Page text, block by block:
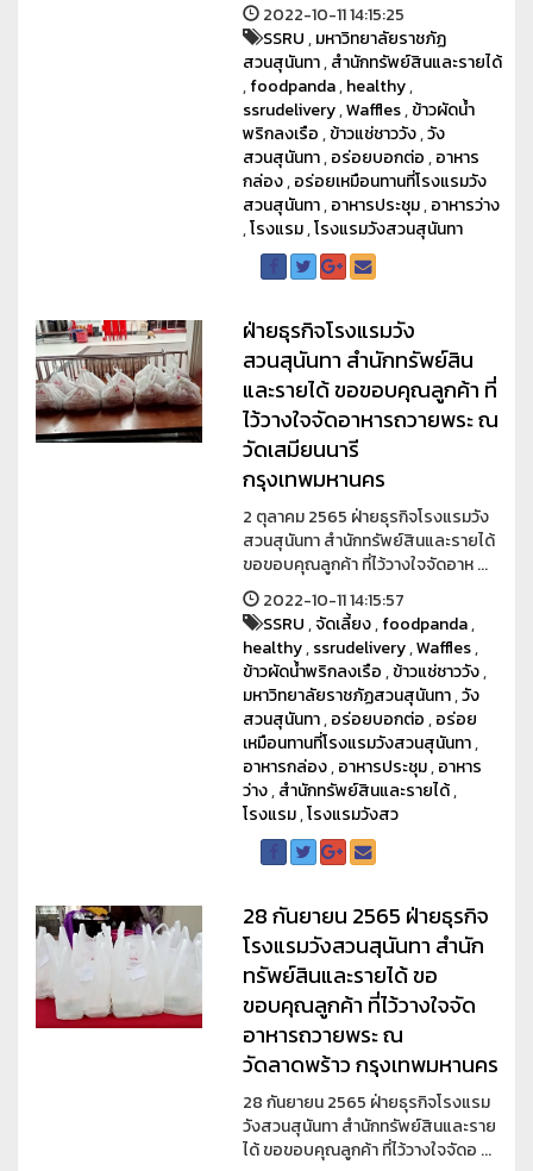
2022-10-11 14:15:25
SSRU,มหาวิทยาลัยราชภัฏ
สวนสุนันทา,สำนักทรัพย์สินและรายได้
,foodpanda,healthy,
ssrudelivery,Waffles,ข้าวผัดน้ำ
พริกลงเรือ,ข้าวแช่ชาววัง,วัง
สวนสุนันทา,อร่อยบอกต่อ,อาหาร
กล่อง,อร่อยเหมือนทานที่โรงแรมวัง
สวนสุนันทา,อาหารประชุม,อาหารว่าง
,โรงแรม,โรงแรมวังสวนสุนันทา
ฝ่ายธุรกิจโรงแรมวัง
สวนสุนันทา สำนักทรัพย์สิน
และรายได้ ขอขอบคุณลูกค้า ที่
ไว้วางใจจัดอาหารถวายพระ ณ
วัดเสมียนนารี
กรุงเทพมหานคร
2 ตุลาคม 2565 ฝ่ายธุรกิจโรงแรมวัง
สวนสุนันทา สำนักทรัพย์สินและรายได้
ขอขอบคุณลูกค้า ที่ไว้วางใจจัดอาห ...
2022-10-11 14:15:57
SSRU,จัดเลี้ยง,foodpanda,
healthy,ssrudelivery,Waffles,
ข้าวผัดน้ำพริกลงเรือ,ข้าวแช่ชาววัง,
มหาวิทยาลัยราชภัฏสวนสุนันทา,วัง
สวนสุนันทา,อร่อยบอกต่อ,อร่อย
เหมือนทานที่โรงแรมวังสวนสุนันทา,
อาหารกล่อง,อาหารประชุม,อาหาร
ว่าง,สำนักทรัพย์สินและรายได้,
โรงแรม,โรงแรมวังสว
28 กันยายน 2565 ฝ่ายธุรกิจ
โรงแรมวังสวนสุนันทา สำนัก
ทรัพย์สินและรายได้ ขอ
ขอบคุณลูกค้า ที่ไว้วางใจจัด
อาหารถวายพระ ณ
วัดลาดพร้าว กรุงเทพมหานคร
28 กันยายน 2565 ฝ่ายธุรกิจโรงแรม
วังสวนสุนันทา สำนักทรัพย์สินและราย
ได้ ขอขอบคุณลูกค้า ที่ไว้วางใจจัดอ ...